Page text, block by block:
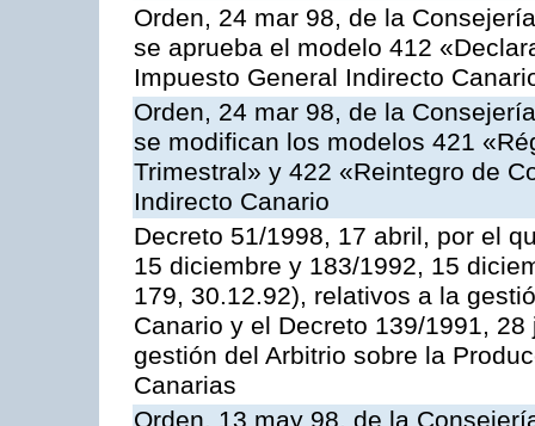
Orden, 24 mar 98, de la
se aprueba el modelo 412
Impuesto General Indirecto
Orden, 24 mar 98, de la
se modifican los modelos 421
Trimestral» y 422 «Reintegro de
Indirecto Canario
Decreto 51/1998, 17 abril, por el
15 diciembre y 183/1992, 15
179, 30.12.92), relativos a la
Canario y el Decreto 139/1991,
gestión del Arbitrio sobre la
Canarias